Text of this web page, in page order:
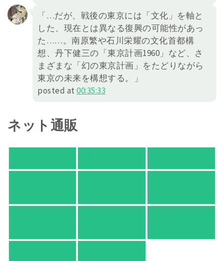
「…だが、戦後の東京には「文化」を軸と
した、現在とは異なる復興の可能性があっ
た……。南原繁や石川栄耀の文化首都構
想、丹下健三の「東京計画1960」など、さ
まざまな「幻の東京計画」をたどりながら
東京の未来を構想する。」
posted at00:35:33
ネット通販